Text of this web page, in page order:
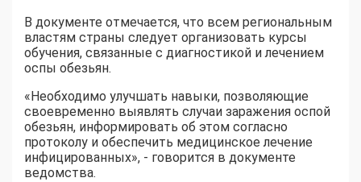
В документе отмечается, что всем региональным
властям страны следует организовать курсы
обучения, связанные с диагностикой и лечением
оспы обезьян.
«Необходимо улучшать навыки, позволяющие
своевременно выявлять случаи заражения оспой
обезьян, информировать об этом согласно
протоколу и обеспечить медицинское лечение
инфицированных», - говорится в документе
ведомства.